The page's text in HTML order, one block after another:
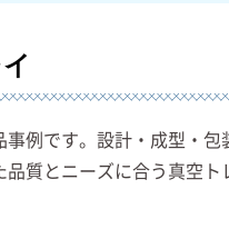
例です。設計・成型・
質とニーズに合う真空ト